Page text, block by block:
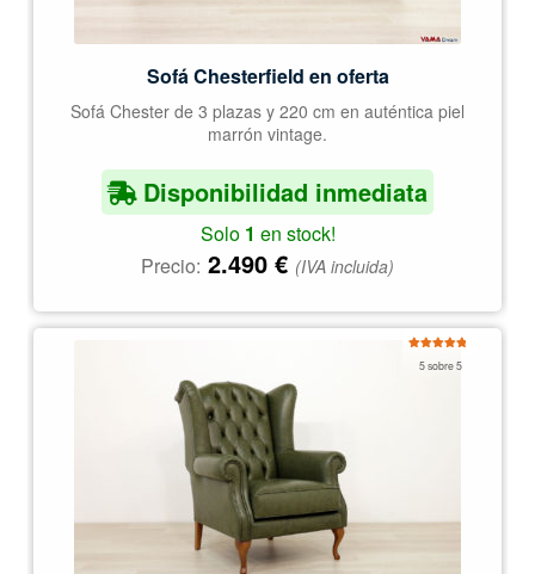
Sofá Chesterfield en oferta
Sofá Chester de 3 plazas y 220 cm en auténtica piel
marrón vintage.
Disponibilidad inmediata
Solo 1 en stock!
Precio: 2.490 € (IVA incluida)
5 sobre 5